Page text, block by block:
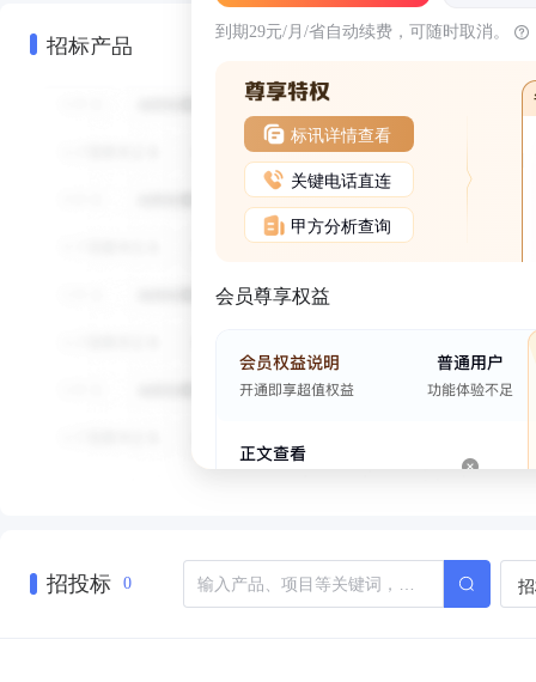
招标产品 到期29元/月/省自动续费，可随时取消。
标讯详情查看
关键电话直连
甲方分析查询
会员尊享权益
招投标 0